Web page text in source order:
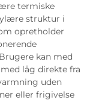
termiske
struktur i
opretholder
kan med
låg direkte fra
uden
eller frigivelse